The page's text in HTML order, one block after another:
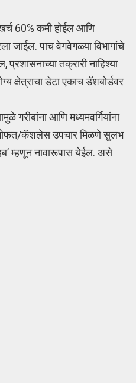
60% कमी होईल आणि
जाईल. पाच वेगवेगळ्या विभागांचे
तक्रारी नाहिश्या
क्षेत्राचा डेटा एकाच डॅशबोर्डवर
गरीबांना आणि मध्यमवर्गियांना
कॅशलेस उपचार मिळणे सुलभ
म्हणून नावारूपास येईल. असे